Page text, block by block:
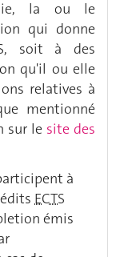
la ou le
qui donne
, soit à des
qu'il ou elle
relatives à
mentionné
sur le site des
à
ECTS
émis